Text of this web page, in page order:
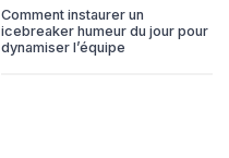
Comment instaurer un
icebreaker humeur du jour pour
dynamiser l’équipe